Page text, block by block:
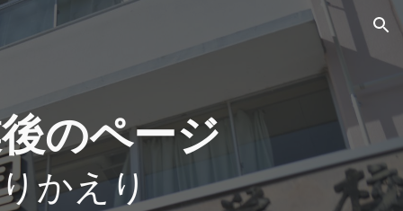
後のページ
かえり